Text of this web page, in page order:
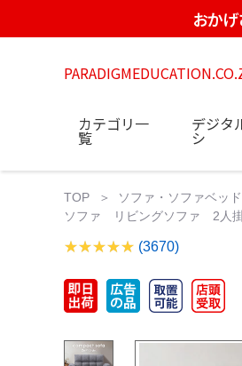
おか
カテゴリ一
覧
デジタ
シ
TOP ソファ・ソファベッド
ソファ リビングソファ 2人
(3670)